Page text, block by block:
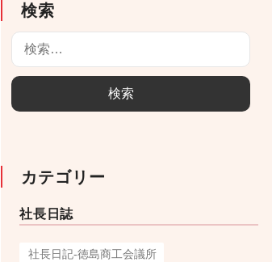
検索
カテゴリー
社長日誌
社長日記-徳島商工会議所